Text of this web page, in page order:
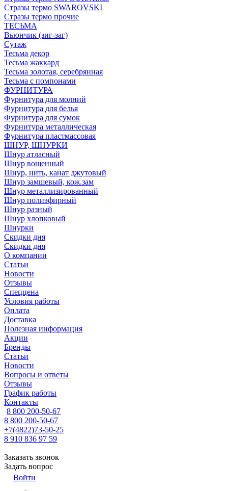
Стразы термо SWAROVSKI
Стразы термо прочие
ТЕСЬМА
Вьюнчик (зиг-заг)
Сутаж
Тесьма декор
Тесьма жаккард
Тесьма золотая, серебрянная
Тесьма с помпонами
ФУРНИТУРА
Фурнитура для молний
Фурнитура для белья
Фурнитура для сумок
Фурнитура металлическая
Фурнитура пластмассовая
ШНУР, ШНУРКИ
Шнур атласный
Шнур вощенный
Шнур, нить, канат джутовый
Шнур замшевый, кож.зам
Шнур металлизированный
Шнур полиэфирный
Шнур разный
Шнур хлопковый
Шнурки
Скидки дня
Скидки дня
О компании
Статьи
Новости
Отзывы
Спеццена
Условия работы
Оплата
Доставка
Полезная информация
Акции
Бренды
Статьи
Новости
Вопросы и ответы
Отзывы
График работы
Контакты
8 800 200-50-67
8 800 200-50-67
+7(4822)73-50-25
8 910 836 97 59
Заказать звонок
Задать вопрос
Войти